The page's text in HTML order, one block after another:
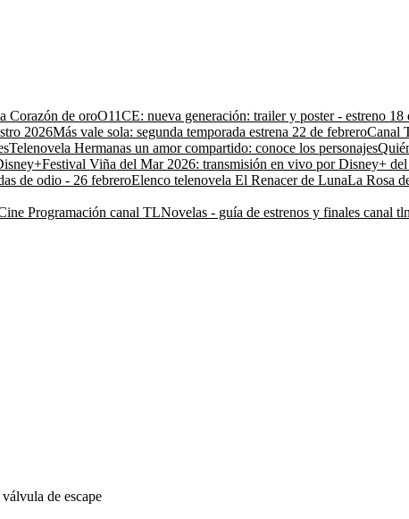
Corazón de oroO11CE: nueva generación: trailer y poster - estreno
2026Más vale sola: segunda temporada estrena 22 de febreroCanal
Telenovela Hermanas un amor compartido: conoce los personajes
Festival Viña del Mar 2026: transmisión en vivo por Disney+
de odio - 26 febreroElenco telenovela El Renacer de LunaLa Rosa
Programación canal TLNovelas - guía de estrenos y finales canal
de escape